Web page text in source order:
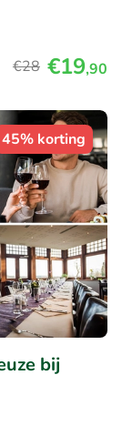
€28 €19,90
45% korting
bij